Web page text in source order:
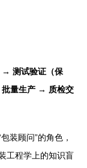
测试验证（保
量生产 → 质检交
装顾问”的角色，
工程学上的知识盲